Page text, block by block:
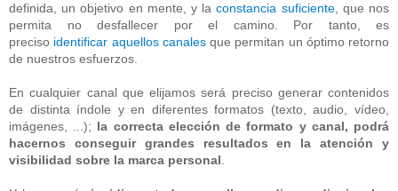
definida, un objetivo en mente, y laconstancia suficiente, que nos
permita no desfallecer por el camino. Por tanto, es
preciso identificar aquellos canalesque permitan un óptimo retorno
de nuestros esfuerzos.
En cualquier canal que elijamos será preciso generar contenidos
de distinta índole y en diferentes formatos (texto, audio, vídeo,
imágenes, ...); la correcta elección de formato y canal, podrá
hacernos conseguir grandes resultados en la atención y
visibilidad sobre la marca personal.